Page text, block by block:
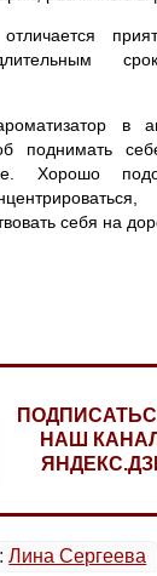
в
поднимать
Хорошо
себя на
НАШ
Лина Сергеева